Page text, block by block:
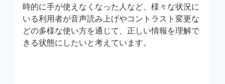
時的に手が使えなくなった人など、様々な状況に
いる利用者が音声読み上げやコントラスト変更な
どの多様な使い方を通じて、正しい情報を理解で
きる状態にしたいと考えています。